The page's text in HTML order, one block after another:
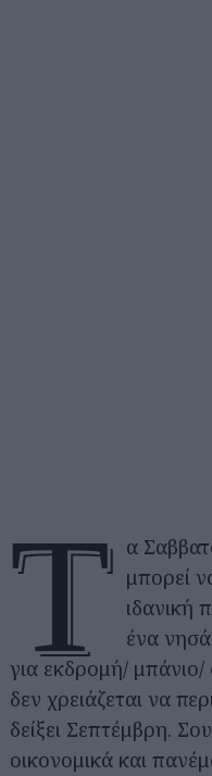
Τ
α
μπορεί
ιδανική
ένα
για εκδρομή/
δεν χρειάζεται να
δείξει Σεπτέμβρη.
οικονομικά και